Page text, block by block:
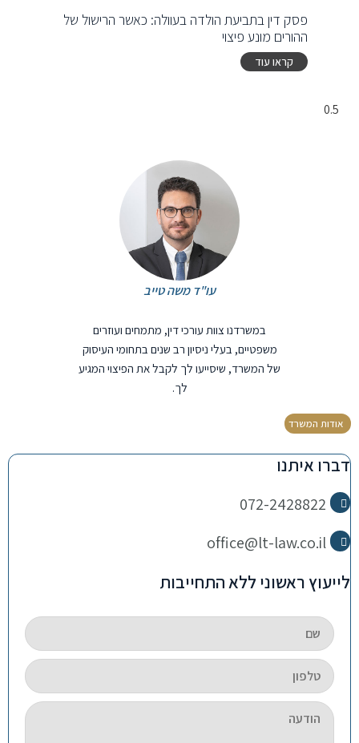
פסק דין בתביעת הולדה בעוולה: כאשר הרישול של
ההורים מונע פיצוי
קראו עוד
עו"ד משה טייב
במשרדנו צוות עורכי דין, מתמחים ועוזרים
משפטיים, בעלי ניסיון רב שנים בתחומי העיסוק
של המשרד, שיסייעו לך לקבל את הפיצוי המגיע
לך.
אודות המשרד
דברו איתנו
072-2428822
office@lt-law.co.il
לייעוץ ראשוני ללא התחייבות